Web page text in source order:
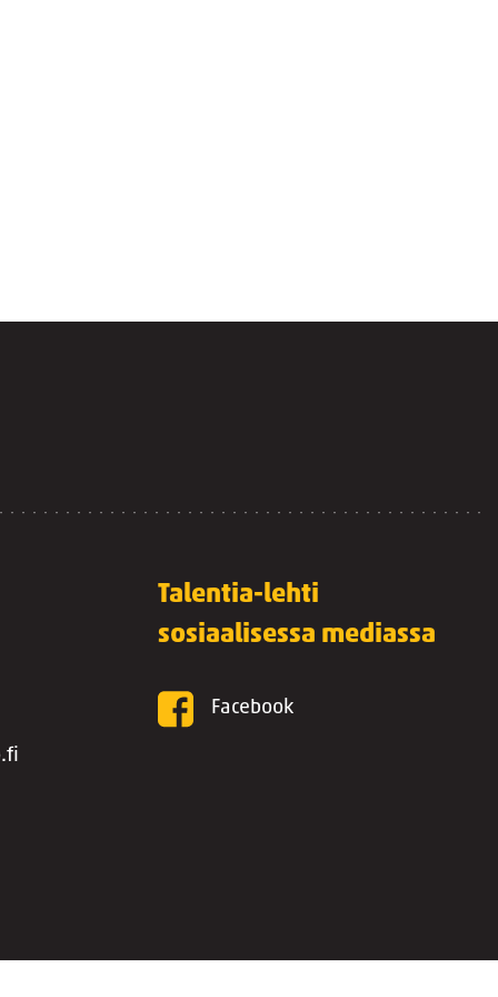
Talentia-lehti
sosiaalisessa mediassa
Facebook